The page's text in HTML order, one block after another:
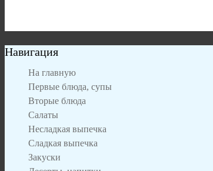
Навигация
На главную
Первые блюда, супы
Вторые блюда
Салаты
Несладкая выпечка
Сладкая выпечка
Закуски